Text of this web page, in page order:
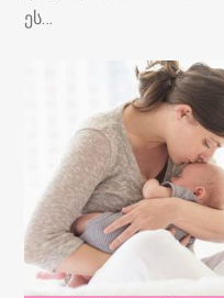
ეს…